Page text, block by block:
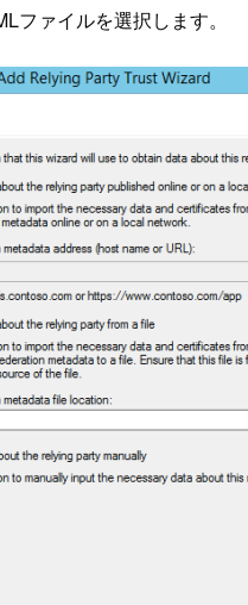
ファイルを選択します。